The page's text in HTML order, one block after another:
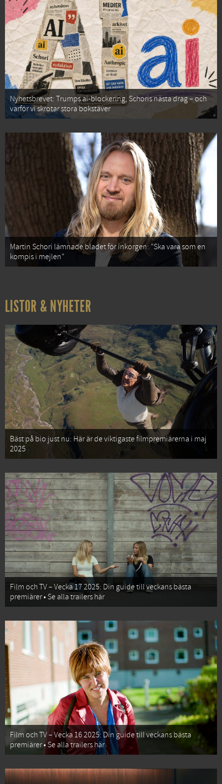
Nyhetsbrevet: Trumps ai-blockering, Schoris nästa drag – och
varför vi skrotar stora bokstäver
Martin Schori lämnade bladet för inkorgen: ”Ska vara som en
kompis i mejlen”
LISTOR & NYHETER
Bäst på bio just nu: Här är de viktigaste filmpremiärerna i maj
2025
Film och TV – Vecka 17 2025: Din guide till veckans bästa
premiärer • Se alla trailers här
Film och TV – Vecka 16 2025: Din guide till veckans bästa
premiärer • Se alla trailers här